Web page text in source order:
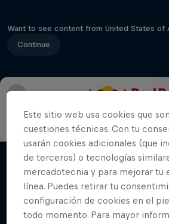
Want to see content from United States of
Continue
Final Nacional Última Plaza
Películas y Shows
Red Bull Batalla
20 Años de
Red Bull Batalla
MC BATTLE
Este sitio web usa cookies que
cuestiones técnicas. Con tu
usarán cookies adicionales (que
de terceros) o tecnologías
mercadotecnia y para mejorar tu
línea. Puedes retirar tu
configuración de cookies en el
todo momento. Para mayor